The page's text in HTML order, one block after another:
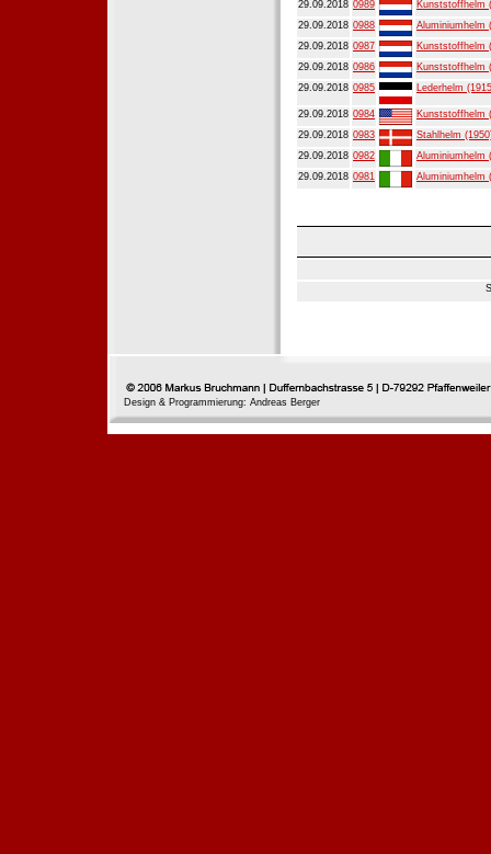
29.09.2018 0989
Kunststoffhelm
29.09.2018 0988
Aluminiumhelm
29.09.2018 0987
Kunststoffhelm
29.09.2018 0986
Kunststoffhelm
29.09.2018 0985 Lederhelm
29.09.2018 0984
Kunststoffhelm
29.09.2018 0983
Stahlhelm
29.09.2018 0982
Aluminiumhelm
29.09.2018 0981 Aluminiumhelm
Design & Programmierung: Andreas Berger